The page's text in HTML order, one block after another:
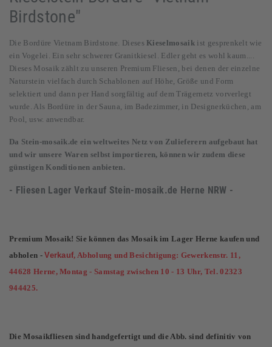
Birdstone"
Die Bordüre Vietnam Birdstone. Dieses Kieselmosaik ist gesprenkelt wie
ein Vogelei. Ein sehr schwerer Granitkiesel. Edler geht es wohl kaum....
Dieses Mosaik zählt zu unseren Premium Fliesen, bei denen der einzelne
Naturstein vielfach durch Schablonen auf Höhe, Größe und Form
selektiert und dann per Hand sorgfältig auf dem Trägernetz vorverlegt
wurde. Als Bordüre in der Sauna, im Badezimmer, in Designerküchen, am
Pool, usw. anwendbar.
Da Stein-mosaik.de ein weltweites Netz von Zulieferern aufgebaut hat
und wir unsere Waren selbst importieren, können wir zudem diese
günstigen Konditionen anbieten.
- Fliesen Lager Verkauf Stein-mosaik.de Herne NRW -
Premium Mosaik! Sie können das Mosaik im Lager Herne kaufen und
abholen - Verkauf, Abholung und Besichtigung: Gewerkenstr. 11,
44628 Herne, Montag - Samstag zwischen 10 - 13 Uhr, Tel. 02323
944425.
Die Mosaikfliesen sind handgefertigt und die Abb. sind definitiv von